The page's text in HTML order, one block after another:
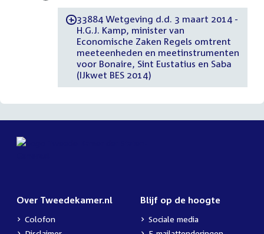
-33884 Wetgeving d.d. 3 maart 2014 -
H.G.J. Kamp, minister van
Economische Zaken Regels omtrent
meeteenheden en meetinstrumenten
voor Bonaire, Sint Eustatius en Saba
(IJkwet BES 2014)
Over Tweedekamer.nl
Colofon
Blijf op de hoogte
Sociale media